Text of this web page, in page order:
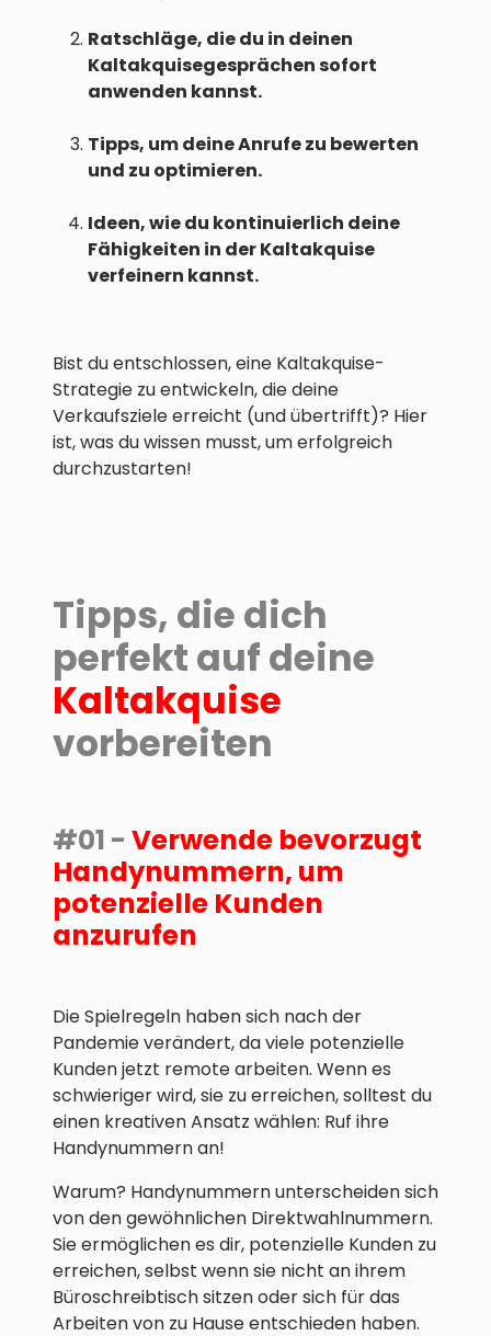
Ratschläge, die du in deinen
Kaltakquisegesprächen sofort
anwenden kannst.
Tipps, um deine Anrufe zu bewerten
und zu optimieren.
Ideen, wie du kontinuierlich deine
Fähigkeiten in der Kaltakquise
verfeinern kannst.
Bist du entschlossen, eine Kaltakquise-
Strategie zu entwickeln, die deine
Verkaufsziele erreicht (und übertrifft)? Hier
ist, was du wissen musst, um erfolgreich
durchzustarten!
Tipps, die dich
perfekt auf deine
Kaltakquise
vorbereiten
#01 - Verwende bevorzugt
Handynummern, um
potenzielle Kunden
anzurufen
Die Spielregeln haben sich nach der
Pandemie verändert, da viele potenzielle
Kunden jetzt remote arbeiten. Wenn es
schwieriger wird, sie zu erreichen, solltest du
einen kreativen Ansatz wählen: Ruf ihre
Handynummern an!
Warum? Handynummern unterscheiden sich
von den gewöhnlichen Direktwahlnummern.
Sie ermöglichen es dir, potenzielle Kunden zu
erreichen, selbst wenn sie nicht an ihrem
Büroschreibtisch sitzen oder sich für das
Arbeiten von zu Hause entschieden haben.